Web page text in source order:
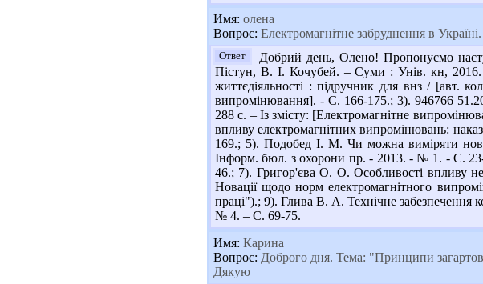
Имя: олена
Вопрос: Електромагнітне забруднення в
Ответ
Добрий день, Олено! Пропонуємо
Пістун, В. І. Кочубей. – Суми : Унів. кн, 2016.
життєдіяльності : підручник для внз / [авт.
випромінювання]. - С. 166-175.; 3). 946766
288 с. – Із змісту: [Електромагнітне
впливу електромагнітних випромінювань:
169.; 5). Подобед І. М. Чи можна виміряти нові
Інформ. бюл. з охорони пр. - 2013. - № 1. - С. 23-
46.; 7). Григор'єва О. О. Особливості впливу
Новації щодо норм електромагнітного
праці").; 9). Глива В. А. Технічне
№ 4. – С. 69-75.
Имя: Карина
Вопрос: Доброго дня. Тема: "Принципи
Дякую